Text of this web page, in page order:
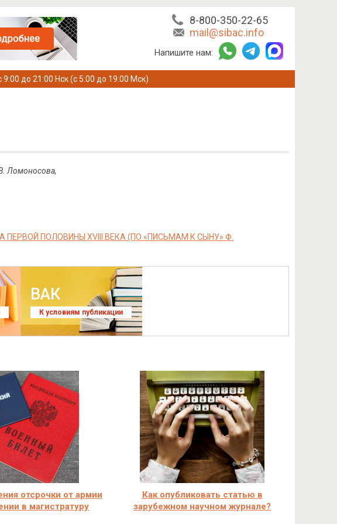
8-800-350-22-65
mail@sibac.info
Напишите нам:
до 21:00 Нск (с 5:00 до 19:00 Мск)
Ломоносова,
ПОЛОВИНЫ XVIII ВЕКА (ПО «ПИСЬМАМ К СЫНУ» Ф.
ВАК
К условиям публикации
отсрочки от армии
в магистратуру
Как опубликовать статью в
зарубежном научном журнале?